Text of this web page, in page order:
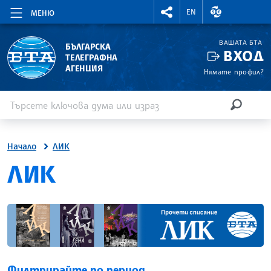
МЕНЮ
RIGHTMENU.SOCIAL
EN
ВАЛУТНИ
БЪЛГАРСКА
ТЕЛЕГРАФНА
АГЕНЦИЯ
ВАШАТА БТА
ВХОД
Нямате профил?
Начало ЛИК
ЛИК